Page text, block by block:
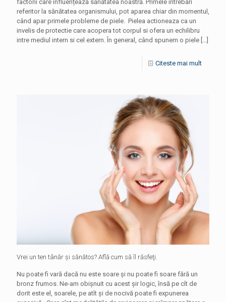
factorii care influențează sănătatea noastră. Primele intrebări
referitor la sănătatea organismului, pot aparea chiar din momentul,
când apar primele probleme de piele. Pielea actioneaza ca un
invelis de protectie care acopera tot corpul si ofera un echilibru
intre mediul intern si cel extern. În general, când spunem o piele
Citeste mai mult
Vrei un ten tânăr şi sănătos? Află cum să îl răsfeţi.
Nu poate fi vară dacă nu este soare și nu poate fi soare fără un
bronz frumos. Ne-am obișnuit cu acest șir logic, însă pe cît de
dorit este el, soarele, pe atît și de nocivă poate fi expunerea